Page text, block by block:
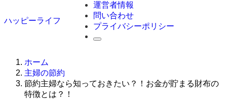
ハッピーライフ
運営者情報
問い合わせ
プライバシーポリシー
ホーム
主婦の節約
節約主婦なら知っておきたい？！お金が貯まる財布の
特徴とは？！